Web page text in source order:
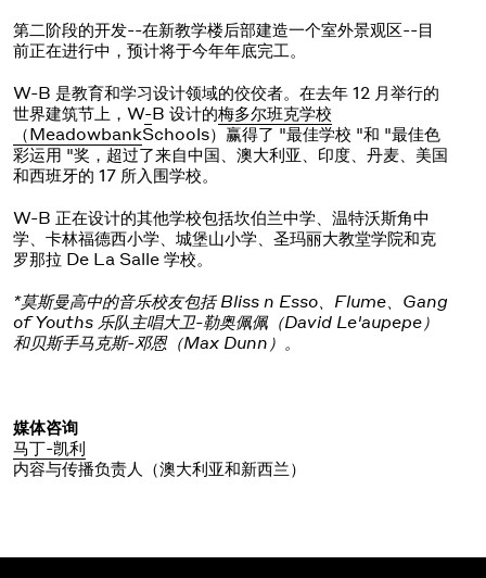
第二阶段的开发--在新教学楼后部建造一个室外景观区--目
前正在进行中，预计将于今年年底完工。
W-B 是教育和学习设计领域的佼佼者。在去年 12 月举行的
世界建筑节上，W-B 设计的梅多尔班克学校
（MeadowbankSchools）赢得了 "最佳学校 "和 "最佳色
彩运用 "奖，超过了来自中国、澳大利亚、印度、丹麦、美国
和西班牙的 17 所入围学校。
W-B 正在设计的其他学校包括坎伯兰中学、温特沃斯角中
学、卡林福德西小学、城堡山小学、圣玛丽大教堂学院和克
罗那拉 De La Salle 学校。
*莫斯曼高中的音乐校友包括 Bliss n Esso、Flume、Gang
of Youths 乐队主唱大卫-勒奥佩佩（David Le'aupepe）
和贝斯手马克斯-邓恩（Max Dunn）。
媒体咨询
马丁-凯利
内容与传播负责人（澳大利亚和新西兰）